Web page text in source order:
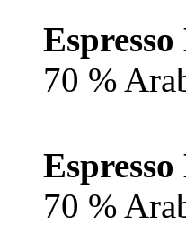
70 %
70 %